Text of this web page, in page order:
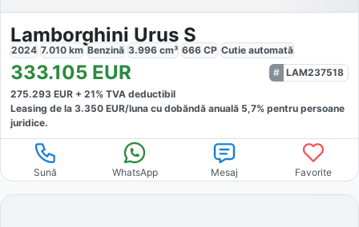
Lamborghini Urus S
2024 7.010 km Benzină 3.996 cm³ 666 CP Cutie automată
333.105 EUR
LAM237518
275.293 EUR + 21% TVA deductibil
Leasing de la 3.350 EUR/luna cu dobăndă anuală 5,7% pentru persoane
juridice.
Sună WhatsApp Mesaj Favorite